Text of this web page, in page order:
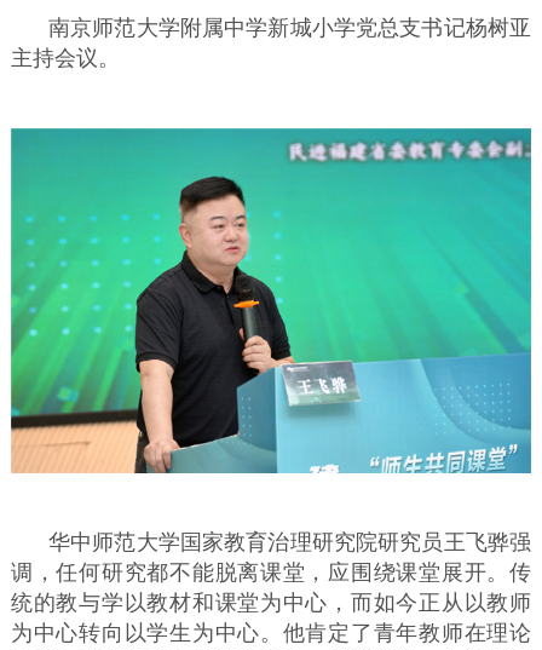
南京师范大学附属中学新城小学党总支书记杨树亚
主持会议。
华中师范大学国家教育治理研究院研究员王飞骅强
调，任何研究都不能脱离课堂，应围绕课堂展开。传
统的教与学以教材和课堂为中心，而如今正从以教师
为中心转向以学生为中心。他肯定了青年教师在理论